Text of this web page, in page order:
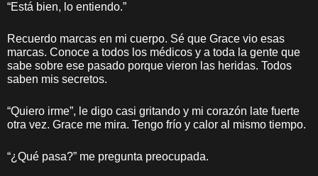
“Está bien, lo entiendo.”
Recuerdo marcas en mi cuerpo. Sé que Grace vio esas
marcas. Conoce a todos los médicos y a toda la gente que
sabe sobre ese pasado porque vieron las heridas. Todos
saben mis secretos.
“Quiero irme”, le digo casi gritando y mi corazón late fuerte
otra vez. Grace me mira. Tengo frío y calor al mismo tiempo.
“¿Qué pasa?” me pregunta preocupada.